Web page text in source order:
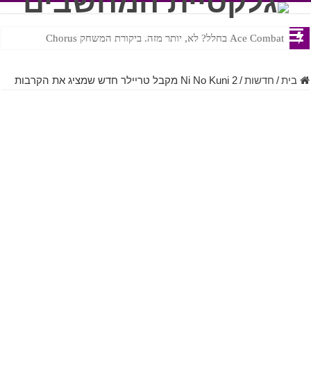
Ace Combat בחלל? לא, יותר מזה. ביקורת המשחק Chorus
Steven Universe והשירים שתורגמו בצורה נוראית לעברית
בית / חדשות / Ni No Kuni 2 מקבל טריילר חדש שמציג את הקרבות